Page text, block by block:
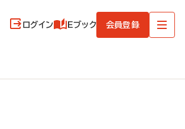
ログイン Eブック 会員登録